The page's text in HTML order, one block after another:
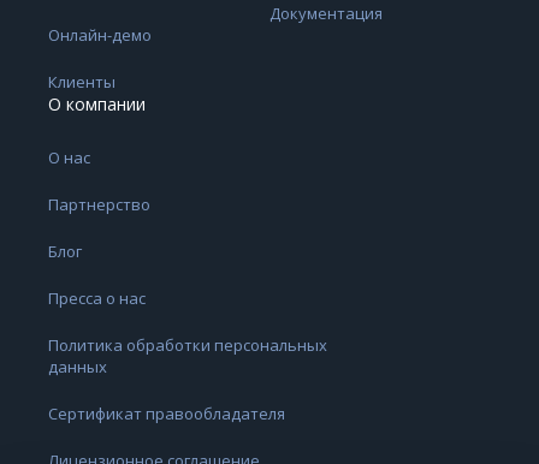
Онлайн-демо
Клиенты
Документация
О компании
О нас
Партнерство
Блог
Пресса о нас
Политика обработки персональных
данных
Сертификат правообладателя